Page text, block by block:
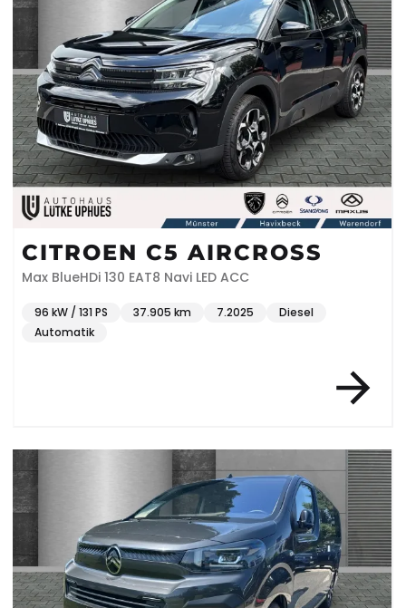
CITROEN C5 AIRCROSS
Max BlueHDi 130 EAT8 Navi LED ACC
96 kW / 131 PS 37.905 km 7.2025
Diesel
Automatik